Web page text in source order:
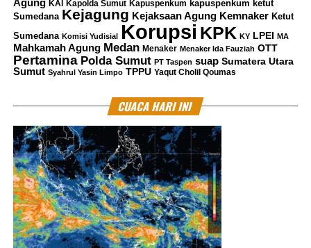
Agung KAI Kapolda Sumut Kapuspenkum kapuspenkum ketut
Sumedana Kejagung Kejaksaan Agung Kemnaker Ketut
Sumedana Komisi Yudisial Korupsi KPK KY LPEI MA
Mahkamah Agung Medan Menaker Menaker Ida Fauziah OTT
Pertamina Polda Sumut PT Taspen suap Sumatera Utara
Sumut Syahrul Yasin Limpo TPPU Yaqut Cholil Qoumas
CUACA HARI INI